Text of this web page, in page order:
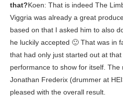
that?Koen: That is indeed The
Viggria was already a great
based on that I asked him to also
he luckily accepted 🙂 That was in
that had only just started out at
performance to show for itself. The
Jonathan Frederix (drummer at
pleased with the overall result.